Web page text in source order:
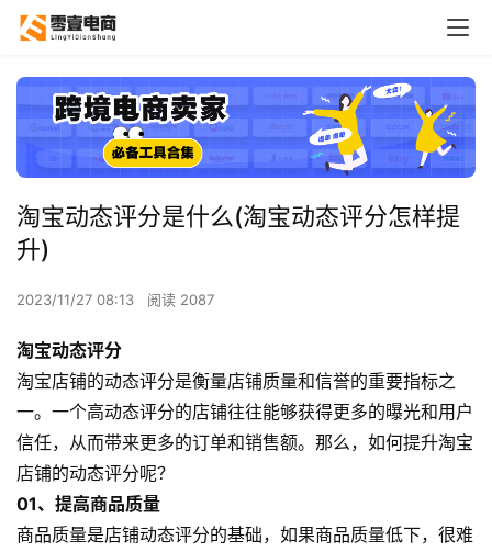
淘宝动态评分是什么(淘宝动态评分怎样提
升)
2023/11/27 08:13 阅读 2087
淘宝动态评分
淘宝店铺的动态评分是衡量店铺质量和信誉的重要指标之
一。一个高动态评分的店铺往往能够获得更多的曝光和用户
信任，从而带来更多的订单和销售额。那么，如何提升淘宝
店铺的动态评分呢？
01、 提高商品质量
商品质量是店铺动态评分的基础，如果商品质量低下，很难